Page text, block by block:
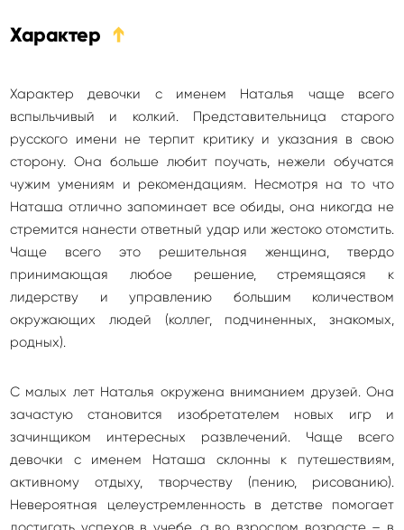
Характер ➔
Характер девочки с именем Наталья чаще всего
вспыльчивый и колкий. Представительница старого
русского имени не терпит критику и указания в свою
сторону. Она больше любит поучать, нежели обучатся
чужим умениям и рекомендациям. Несмотря на то что
Наташа отлично запоминает все обиды, она никогда не
стремится нанести ответный удар или жестоко отомстить.
Чаще всего это решительная женщина, твердо
принимающая любое решение, стремящаяся к
лидерству и управлению большим количеством
окружающих людей (коллег, подчиненных, знакомых,
родных).
С малых лет Наталья окружена вниманием друзей. Она
зачастую становится изобретателем новых игр и
зачинщиком интересных развлечений. Чаще всего
девочки с именем Наташа склонны к путешествиям,
активному отдыху, творчеству (пению, рисованию).
Невероятная целеустремленность в детстве помогает